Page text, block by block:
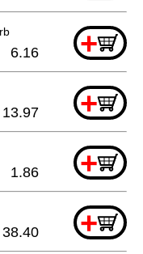
+
6.16
+
13.97
+
1.86
+
38.40